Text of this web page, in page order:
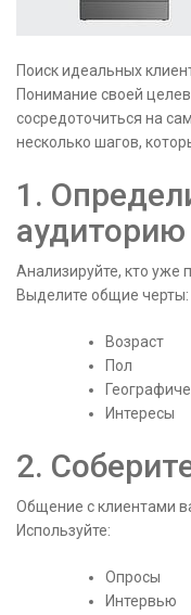
Поиск идеальных
Понимание своей
сосредоточиться на
несколько шагов,
1.
аудиторию
Анализируйте, кто уже
Выделите общие черты:
Возраст
Пол
Интересы
2.
Общение с клиентами
Используйте:
Опросы
Интервью